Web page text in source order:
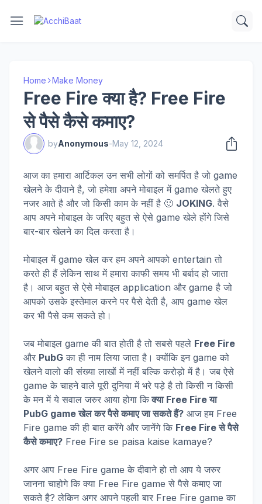
Home Make Money
Free Fire क्या है? Free Fire
से पैसे कैसे कमाए?
byAnonymous-May 12, 2024
आज का हमारा आर्टिकल उन सभी लोगों को समर्पित है जो game
खेलने के दीवाने है, जो हमेशा अपने मोबाइल में game खेलते हुए
नजर आते है और जो किसी काम के नहीं है 🙂 JOKING. वैसे
आप अपने मोबाइल के जरिए बहुत से ऐसे game खेले होंगे जिसे
बार-बार खेलने का दिल करता है।
मोबाइल में game खेल कर हम अपने आपको entertain तो
करते ही हैं लेकिन साथ में हमारा काफी समय भी बर्बाद हो जाता
है। आज बहुत से ऐसे मोबाइल application और game है जो
आपको उसके इस्तेमाल करने पर पैसे देती है, आप game खेल
कर भी पैसे कम सकते हो।
जब मोबाइल game की बात होती है तो सबसे पहले Free Fire
और PubG का ही नाम लिया जाता है। क्योंकि इन game को
खेलने वालो की संख्या लाखों में नहीं बल्कि करोड़ो में है। जब ऐसे
game के चाहने वाले पूरी दुनिया में भरे पड़े है तो किसी न किसी
के मन में ये सवाल जरुर आया होगा किक्या Free Fire या
PubG game खेल कर पैसे कमाए जा सकते हैं? आज हम Free
Fire game की ही बात करेंगे और जानेंगे कि Free Fire से पैसे
कैसे कमाए? Free Fire se paisa kaise kamaye?
अगर आप Free Fire game के दीवाने हो तो आप ये जरुर
जानना चाहोगे कि क्या Free Fire game से पैसे कमाए जा
सकते है? लेकिन अगर आपने पहली बार Free Fire game का